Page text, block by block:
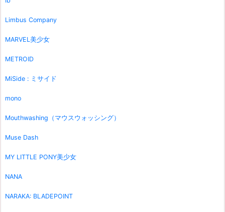
Limbus Company
MARVEL美少女
METROID
MiSide : ミサイド
mono
Mouthwashing（マウスウォッシング）
Muse Dash
MY LITTLE PONY美少女
NANA
NARAKA: BLADEPOINT